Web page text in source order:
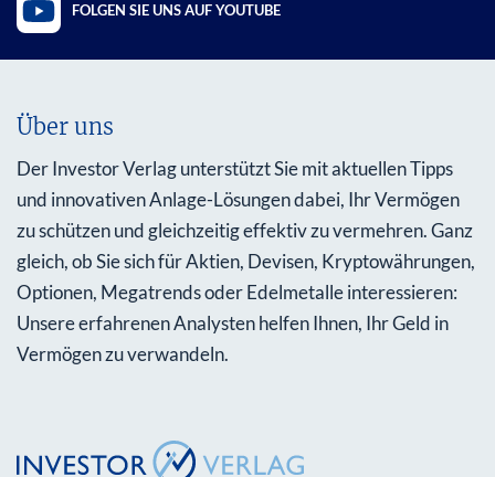
FOLGEN SIE UNS AUF YOUTUBE
Über uns
Der Investor Verlag unterstützt Sie mit aktuellen Tipps
und innovativen Anlage-Lösungen dabei, Ihr Vermögen
zu schützen und gleichzeitig effektiv zu vermehren. Ganz
gleich, ob Sie sich für Aktien, Devisen, Kryptowährungen,
Optionen, Megatrends oder Edelmetalle interessieren:
Unsere erfahrenen Analysten helfen Ihnen, Ihr Geld in
Vermögen zu verwandeln.